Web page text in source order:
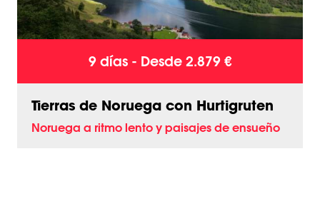
9 días - Desde 2.879 €
Tierras de Noruega con Hurtigruten
Noruega a ritmo lento y paisajes de ensueño